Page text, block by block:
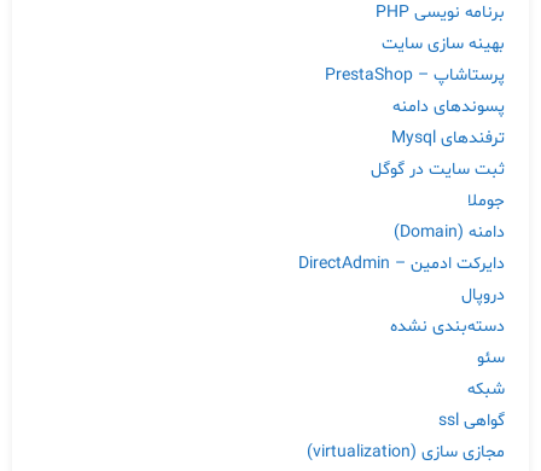
برنامه نویسی PHP
بهینه سازی سایت
پرستاشاپ – PrestaShop
پسوندهای دامنه
ترفندهای Mysql
ثبت سایت در گوگل
جوملا
دامنه (Domain)
دایرکت ادمین – DirectAdmin
دروپال
دسته‌بندی نشده
سئو
شبکه
گواهی ssl
مجازی سازی (virtualization)